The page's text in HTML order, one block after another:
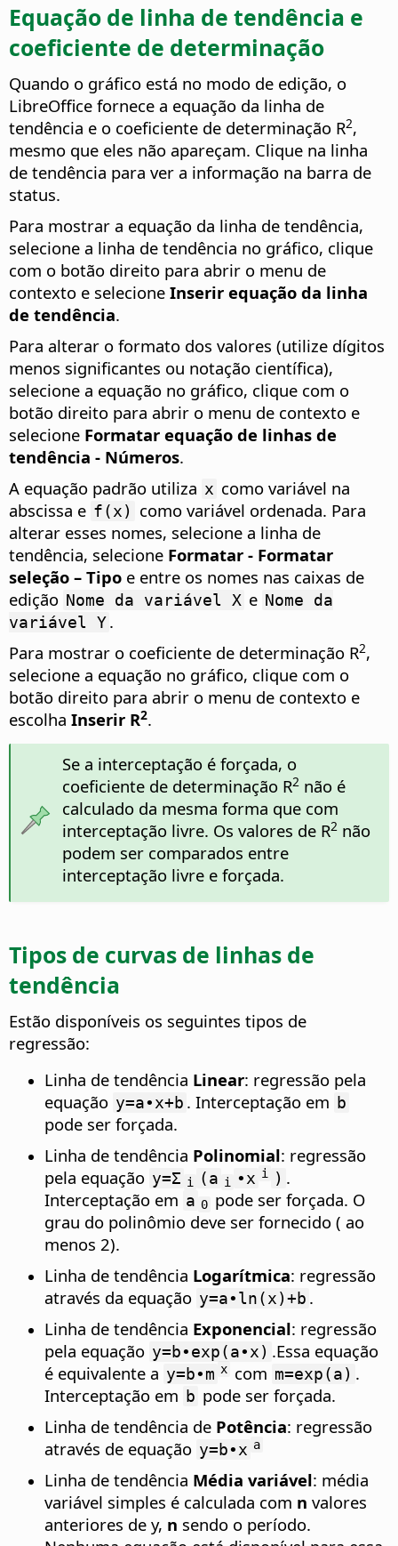
Equação de linha de tendência e
coeficiente de determinação
Quando o gráfico está no modo de edição, o
LibreOffice fornece a equação da linha de
tendência e o coeficiente de determinação R2,
mesmo que eles não apareçam. Clique na linha
de tendência para ver a informação na barra de
status.
Para mostrar a equação da linha de tendência,
selecione a linha de tendência no gráfico, clique
com o botão direito para abrir o menu de
contexto e selecione Inserir equação da linha
de tendência.
Para alterar o formato dos valores (utilize dígitos
menos significantes ou notação científica),
selecione a equação no gráfico, clique com o
botão direito para abrir o menu de contexto e
selecione Formatar equação de linhas de
tendência - Números.
A equação padrão utiliza x como variável na
abscissa e f(x)
como variável ordenada. Para
alterar esses nomes, selecione a linha de
tendência, selecione Formatar - Formatar
seleção – Tipo e entre os nomes nas caixas de
edição Nome da variável X e Nome da
variável Y.
Para mostrar o coeficiente de determinação R2,
selecione a equação no gráfico, clique com o
botão direito para abrir o menu de contexto e
escolha Inserir R2.
Se a interceptação é forçada, o
coeficiente de determinação R2não é
calculado da mesma forma que com
interceptação livre. Os valores de R2não
podem ser comparados entre
interceptação livre e forçada.
Tipos de curvas de linhas de
tendência
Estão disponíveis os seguintes tipos de
regressão:
Linha de tendência Linear: regressão pela
equação y=a∙x+b . Interceptação em b
pode ser forçada.
Linha de tendência Polinomial: regressão
pela equação y=Σ i (a i ∙x i ) .
Interceptação em a 0 pode ser forçada. O
grau do polinômio deve ser fornecido ( ao
menos 2).
Linha de tendência Logarítmica: regressão
através da equação y=a∙ln(x)+b .
Linha de tendência Exponencial: regressão
pela equação y=b∙exp(a∙x) .Essa equação
é equivalente a y=b∙m x com m=exp(a) .
Interceptação em b pode ser forçada.
Linha de tendência de Potência: regressão
através de equação y=b∙x a
Linha de tendência Média variável: média
variável simples é calculada com n valores
anteriores de y, n sendo o período.